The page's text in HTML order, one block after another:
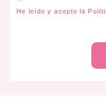
He leído y acepto la